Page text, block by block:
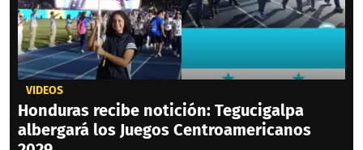
VIDEOS
Honduras recibe notición: Tegucigalpa
albergará los Juegos Centroamericanos